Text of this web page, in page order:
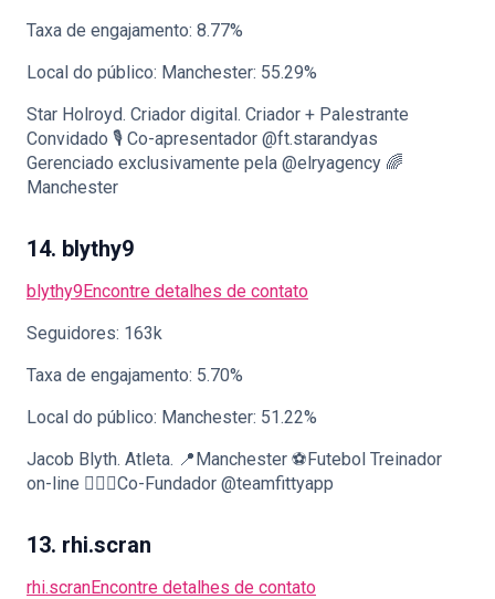
Taxa de engajamento: 8.77%
Local do público: Manchester: 55.29%
Star Holroyd. Criador digital. Criador + Palestrante
Convidado 🎙️ Co-apresentador @ft.starandyas
Gerenciado exclusivamente pela @elryagency 🌈
Manchester
14. blythy9
blythy9Encontre detalhes de contato
Seguidores: 163k
Taxa de engajamento: 5.70%
Local do público: Manchester: 51.22%
Jacob Blyth. Atleta. 📍Manchester ⚽️Futebol Treinador
on-line 🏋🏼‍♂️Co-Fundador @teamfittyapp
13. rhi.scran
rhi.scranEncontre detalhes de contato